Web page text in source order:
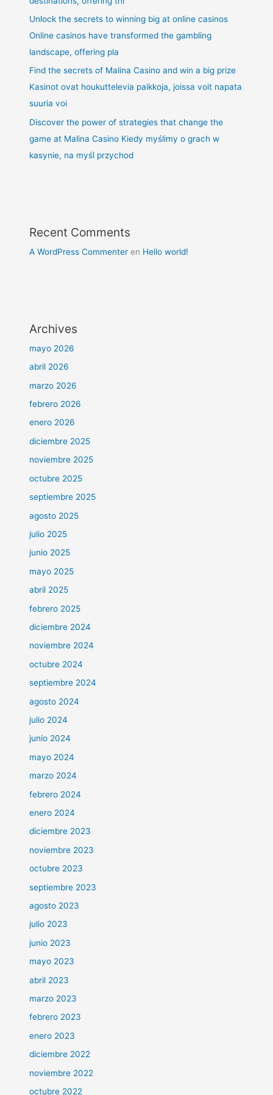
Unlock the secrets to winning big at online casinos
Online casinos have transformed the gambling
landscape, offering pla
Find the secrets of Malina Casino and win a big prize
Kasinot ovat houkuttelevia paikkoja, joissa voit napata
suuria voi
Discover the power of strategies that change the
game at Malina Casino Kiedy myślimy o grach w
kasynie, na myśl przychod
Recent Comments
A WordPress Commenter en Hello world!
Archives
mayo 2026
abril 2026
marzo 2026
febrero 2026
enero 2026
diciembre 2025
noviembre 2025
octubre 2025
septiembre 2025
agosto 2025
julio 2025
junio 2025
mayo 2025
abril 2025
febrero 2025
diciembre 2024
noviembre 2024
octubre 2024
septiembre 2024
agosto 2024
julio 2024
junio 2024
mayo 2024
marzo 2024
febrero 2024
enero 2024
diciembre 2023
noviembre 2023
octubre 2023
septiembre 2023
agosto 2023
julio 2023
junio 2023
mayo 2023
abril 2023
marzo 2023
febrero 2023
enero 2023
diciembre 2022
noviembre 2022
octubre 2022